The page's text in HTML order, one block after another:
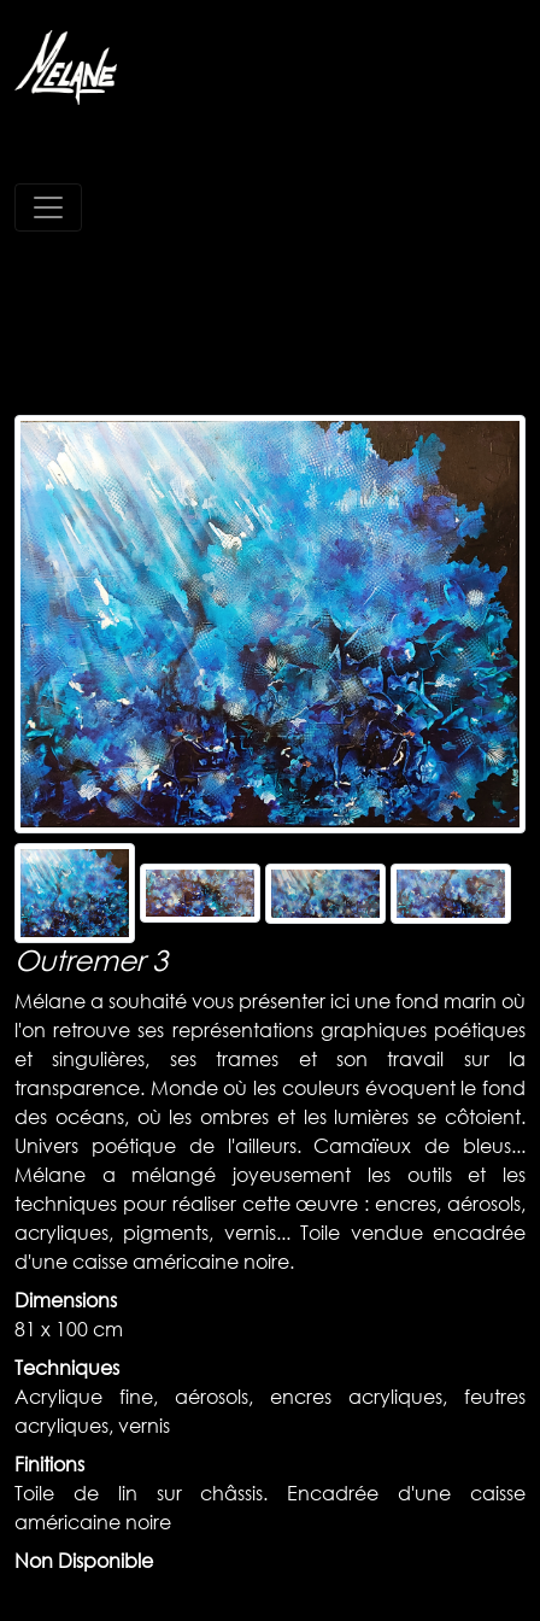
Outremer 3
Mélane a souhaité vous présenter ici une fond marin où
l'on retrouve ses représentations graphiques poétiques
et singulières, ses trames et son travail sur la
transparence. Monde où les couleurs évoquent le fond
des océans, où les ombres et les lumières se côtoient.
Univers poétique de l'ailleurs. Camaïeux de bleus...
Mélane a mélangé joyeusement les outils et les
techniques pour réaliser cette œuvre : encres, aérosols,
acryliques, pigments, vernis... Toile vendue encadrée
d'une caisse américaine noire.
Dimensions
81 x 100 cm
Techniques
Acrylique fine, aérosols, encres acryliques, feutres
acryliques, vernis
Finitions
Toile de lin sur châssis. Encadrée d'une caisse
américaine noire
Non Disponible